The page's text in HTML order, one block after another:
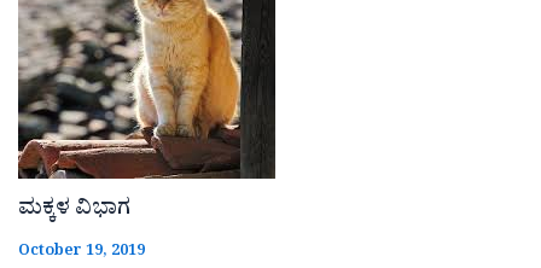
ಮಕ್ಕಳ ವಿಭಾಗ
October 19, 2019